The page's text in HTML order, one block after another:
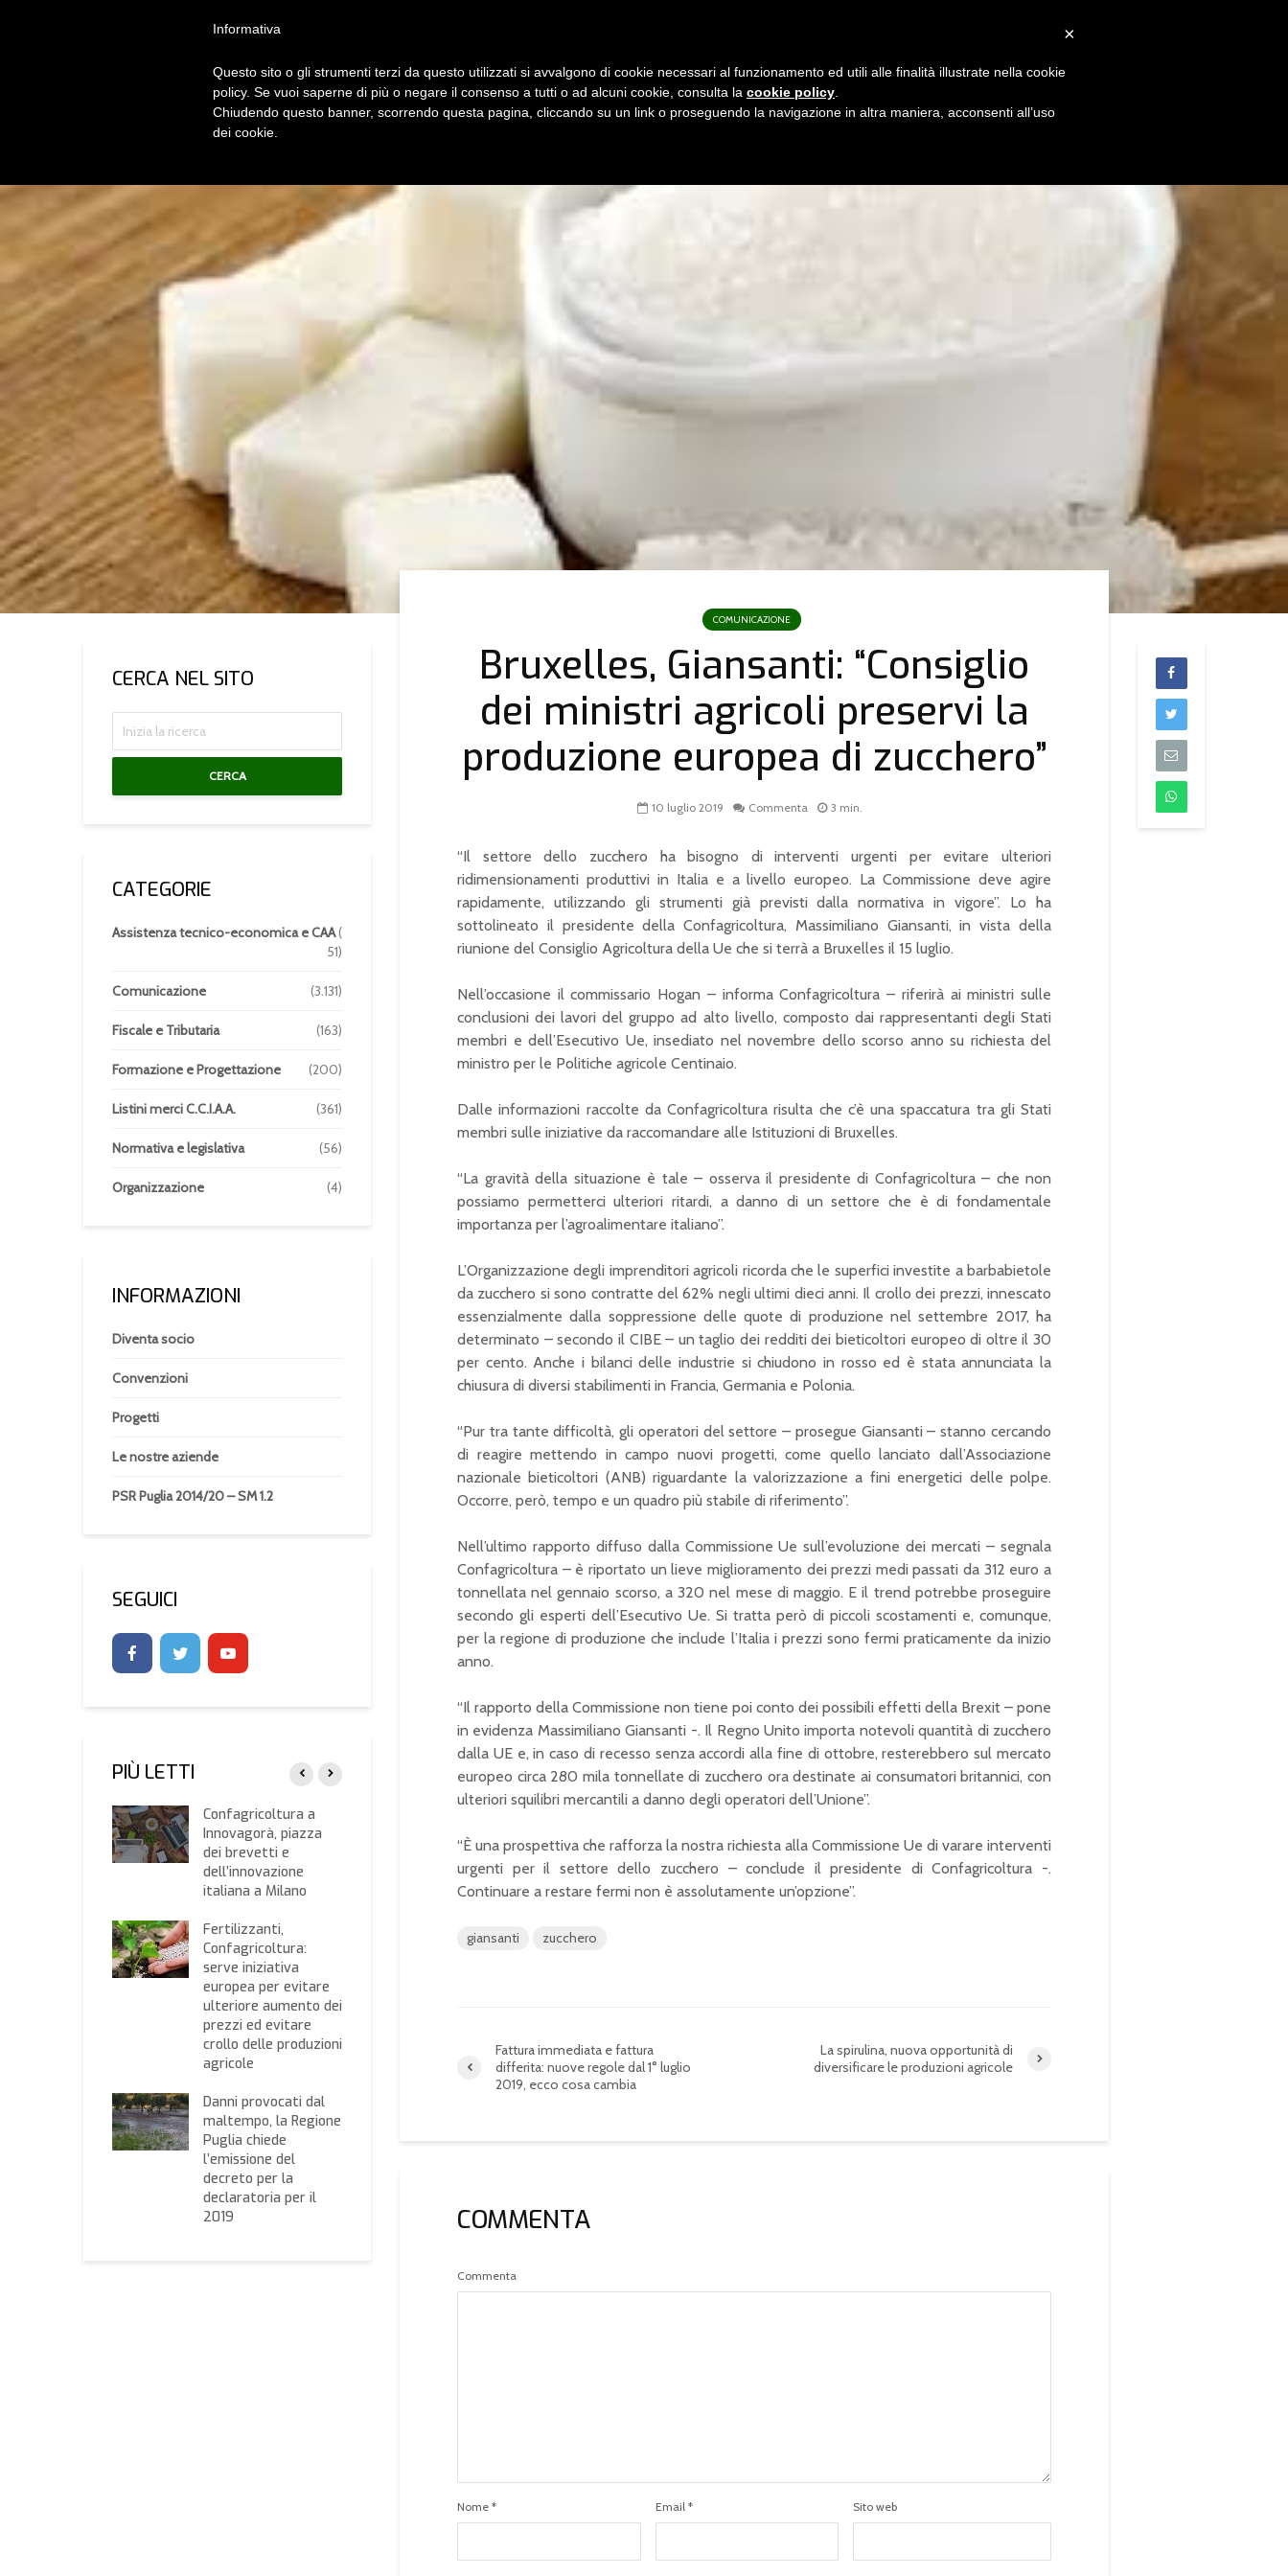
HOME ORGANIZZAZIONE SERVIZI PROGETTI NEWS
COMUNICAZIONE
Bruxelles, Giansanti: “Consiglio
dei ministri agricoli preservi la
produzione europea di zucchero”
10 luglio 2019 Commenta 3 min.
“Il settore dello zucchero ha bisogno di interventi urgenti per evitare ulteriori
ridimensionamenti produttivi in Italia e a livello europeo. La Commissione deve agire
rapidamente, utilizzando gli strumenti già previsti dalla normativa in vigore”. Lo ha
sottolineato il presidente della Confagricoltura, Massimiliano Giansanti, in vista della
riunione del Consiglio Agricoltura della Ue che si terrà a Bruxelles il 15 luglio.
Nell’occasione il commissario Hogan – informa Confagricoltura – riferirà ai ministri sulle
conclusioni dei lavori del gruppo ad alto livello, composto dai rappresentanti degli Stati
membri e dell’Esecutivo Ue, insediato nel novembre dello scorso anno su richiesta del
ministro per le Politiche agricole Centinaio.
Dalle informazioni raccolte da Confagricoltura risulta che c’è una spaccatura tra gli Stati
membri sulle iniziative da raccomandare alle Istituzioni di Bruxelles.
“La gravità della situazione è tale – osserva il presidente di Confagricoltura – che non
possiamo permetterci ulteriori ritardi, a danno di un settore che è di fondamentale
importanza per l’agroalimentare italiano”.
L’Organizzazione degli imprenditori agricoli ricorda che le superfici investite a barbabietole
da zucchero si sono contratte del 62% negli ultimi dieci anni. Il crollo dei prezzi, innescato
essenzialmente dalla soppressione delle quote di produzione nel settembre 2017, ha
determinato – secondo il CIBE – un taglio dei redditi dei bieticoltori europeo di oltre il 30
per cento. Anche i bilanci delle industrie si chiudono in rosso ed è stata annunciata la
chiusura di diversi stabilimenti in Francia, Germania e Polonia.
“Pur tra tante difficoltà, gli operatori del settore – prosegue Giansanti – stanno cercando
di reagire mettendo in campo nuovi progetti, come quello lanciato dall’Associazione
nazionale bieticoltori (ANB) riguardante la valorizzazione a fini energetici delle polpe.
Occorre, però, tempo e un quadro più stabile di riferimento”.
Nell’ultimo rapporto diffuso dalla Commissione Ue sull’evoluzione dei mercati – segnala
Confagricoltura – è riportato un lieve miglioramento dei prezzi medi passati da 312 euro a
tonnellata nel gennaio scorso, a 320 nel mese di maggio. E il trend potrebbe proseguire
secondo gli esperti dell’Esecutivo Ue. Si tratta però di piccoli scostamenti e, comunque,
per la regione di produzione che include l’Italia i prezzi sono fermi praticamente da inizio
anno.
“Il rapporto della Commissione non tiene poi conto dei possibili effetti della Brexit – pone
in evidenza Massimiliano Giansanti -. Il Regno Unito importa notevoli quantità di zucchero
dalla UE e, in caso di recesso senza accordi alla fine di ottobre, resterebbero sul mercato
europeo circa 280 mila tonnellate di zucchero ora destinate ai consumatori britannici, con
ulteriori squilibri mercantili a danno degli operatori dell’Unione”.
“È una prospettiva che rafforza la nostra richiesta alla Commissione Ue di varare interventi
urgenti per il settore dello zucchero – conclude il presidente di Confagricoltura -.
Continuare a restare fermi non è assolutamente un’opzione”.
giansanti zucchero
Fattura immediata e fattura
differita: nuove regole dal 1° luglio
2019, ecco cosa cambia
La spirulina, nuova opportunità di
diversificare le produzioni agricole
COMMENTA
Commenta
Nome * Email * Sito web
CERCA NEL SITO
CERCA
CATEGORIE
Assistenza tecnico-economica e CAA(
51)
Comunicazione (3.131)
Fiscale e Tributaria (163)
Formazione e Progettazione (200)
Listini merci C.C.I.A.A. (361)
Normativa e legislativa (56)
Organizzazione (4)
INFORMAZIONI
Diventa socio
Convenzioni
Progetti
Le nostre aziende
PSR Puglia 2014/20 – SM 1.2
SEGUICI
PIÙ LETTI
Confagricoltura a
Innovagorà, piazza
dei brevetti e
dell’innovazione
italiana a Milano
Fertilizzanti,
Confagricoltura:
serve iniziativa
europea per evitare
ulteriore aumento dei
prezzi ed evitare
crollo delle produzioni
agricole
Danni provocati dal
maltempo, la Regione
Puglia chiede
l’emissione del
decreto per la
declaratoria per il
2019
Confagricoltura Bari-
Bat: “Ritardi
inaccettabili
nell’anticipazione
dell’aiuto Pac 2022
normativa antimafia”
Emergenza cinghiali
accentuata dalla
Confagricoltura a
dei brevetti e
dell’innovazione
italiana a Milano
agricole
×
Informativa
Questo sito o gli strumenti terzi da questo utilizzati si avvalgono di cookie necessari al funzionamento ed utili alle finalità illustrate nella cookie
policy. Se vuoi saperne di più o negare il consenso a tutti o ad alcuni cookie, consulta la cookie policy
Chiudendo questo banner, scorrendo questa pagina, cliccando su un link o proseguendo la navigazione in altra maniera, acconsenti all’uso
dei cookie.